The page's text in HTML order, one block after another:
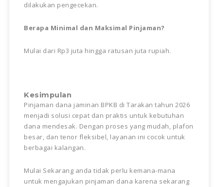
dilakukan pengecekan.
Berapa Minimal dan Maksimal Pinjaman?
Mulai dari Rp3 juta hingga ratusan juta rupiah.
Kesimpulan
Pinjaman dana jaminan BPKB di Tarakan tahun 2026
menjadi solusi cepat dan praktis untuk kebutuhan
dana mendesak. Dengan proses yang mudah, plafon
besar, dan tenor fleksibel, layanan ini cocok untuk
berbagai kalangan.
Mulai Sekarang anda tidak perlu kemana-mana
untuk mengajukan pinjaman dana karena sekarang